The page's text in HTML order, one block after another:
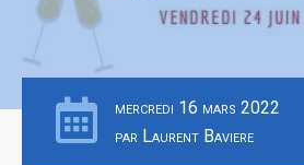
mercredi 16 mars 2022
par Laurent Baviere